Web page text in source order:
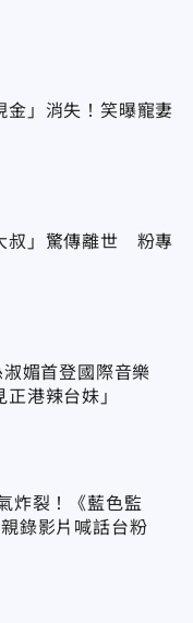
金」消失！笑曝寵妻
叔」驚傳離世 粉專
媚首登國際音樂
港辣台妹」
炸裂！《藍色監
錄影片喊話台粉